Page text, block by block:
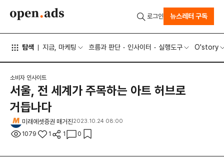
탐색 지금, 마케팅 흐름과 판단 인사이터 실행도구 O'story
로그인 뉴스레터 구독
소비자 인사이트
서울, 전 세계가 주목하는 아트 허브로
거듭나다
미래에셋증권 매거진2023.10.24 08:00
1079 1 1 0